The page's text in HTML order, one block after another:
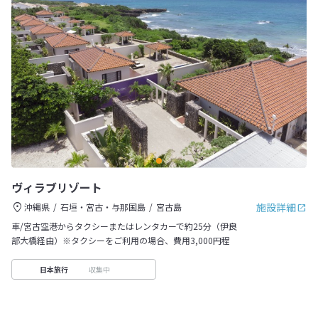
ヴィラブリゾート
施設詳細
沖縄県 石垣・宮古・与那国島
宮古島
車/宮古空港からタクシーまたはレンタカーで約25分（伊良
部大橋経由）※タクシーをご利用の場合、費用3,000円程
日本旅行 収集中